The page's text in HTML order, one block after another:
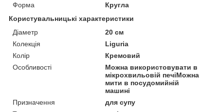
Форма
Кругла
Користувальницькі характеристики
Діаметр
20 см
Колекція
Liguria
Колір
Кремовий
Особливості
Можна використовувати в
мікрохвильовій печіМожна
мити в посудомийній
машині
Призначення
для супу